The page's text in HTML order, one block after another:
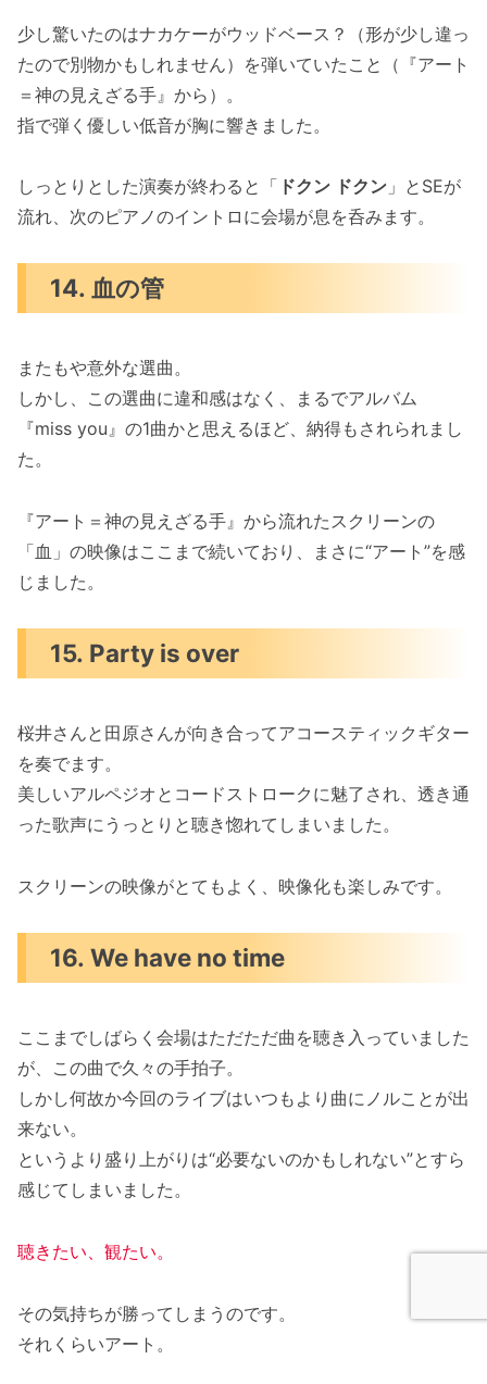
少し驚いたのはナカケーがウッドベース？（形が少し違っ
たので別物かもしれません）を弾いていたこと（『アート
＝神の見えざる手』から）。
指で弾く優しい低音が胸に響きました。
しっとりとした演奏が終わると「 ドクン ドクン 」とSEが
流れ、次のピアノのイントロに会場が息を呑みます。
14. 血の管
またもや意外な選曲。
しかし、この選曲に違和感はなく、まるでアルバム
『miss you』の1曲かと思えるほど、納得もされられまし
た。
『アート＝神の見えざる手』から流れたスクリーンの
「血」の映像はここまで続いており、まさに“アート”を感
じました。
15. Party is over
桜井さんと田原さんが向き合ってアコースティックギター
を奏でます。
美しいアルペジオとコードストロークに魅了され、透き通
った歌声にうっとりと聴き惚れてしまいました。
スクリーンの映像がとてもよく、映像化も楽しみです。
16. We have no time
ここまでしばらく会場はただただ曲を聴き入っていました
が、この曲で久々の手拍子。
しかし何故か今回のライブはいつもより曲にノルことが出
来ない。
というより盛り上がりは“必要ないのかもしれない”とすら
感じてしまいました。
聴きたい 観たい。
その気持ちが勝ってしまうのです。
それくらいアート。